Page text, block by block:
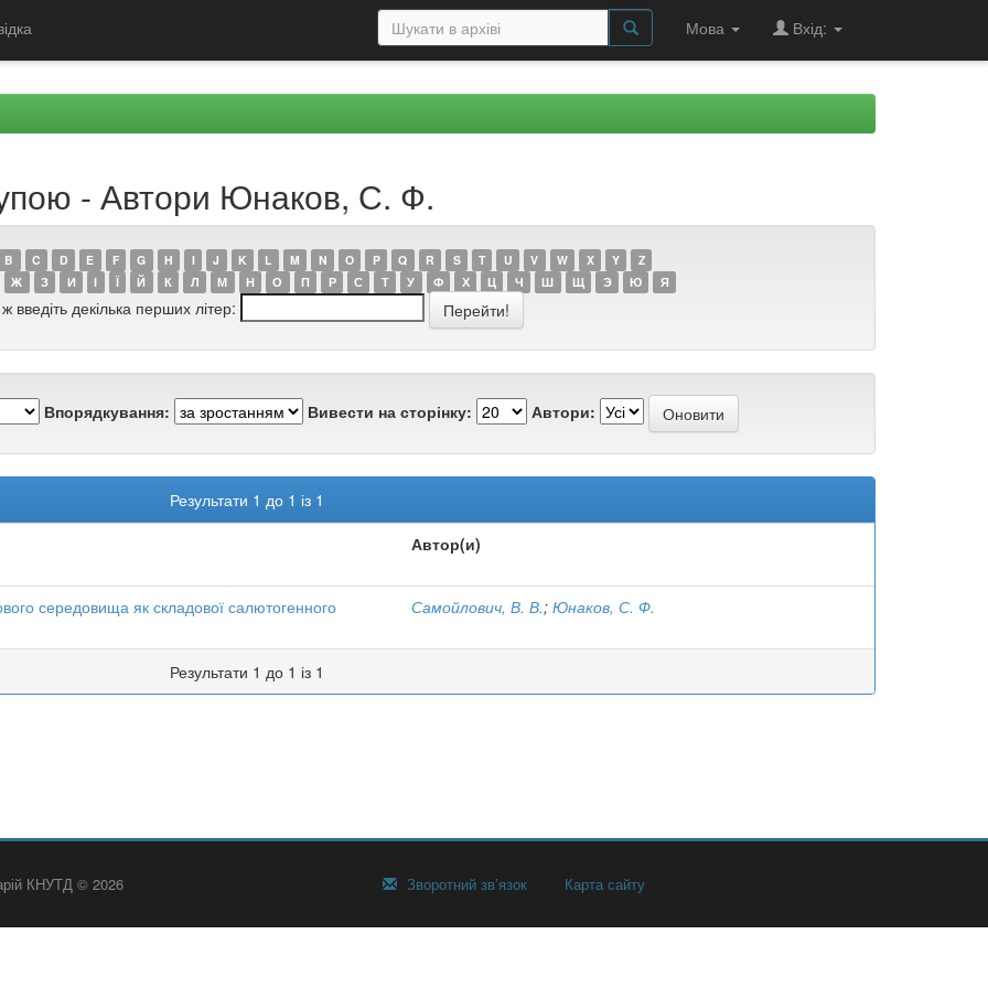
Мова Вхід:
- Автори Юнаков, С. Ф.
B C D E F G H I J K L M N O P Q R S T U V W X Y
Z
Ж З И І Ї Й К Л М Н О П Р С Т У Ф Х Ц Ч Ш Щ Э Ю Я
введіть декілька перших літер:
Впорядкування: Вивести на сторінку: Автори:
Результати 1 до 1 із 1
Автор(и)
середовища як складової салютогенного
Самойлович, В. В.; Юнаков, С. Ф.
Результати 1 до 1 із 1
КНУТД © 2026 Зворотний зв’язок Карта сайту